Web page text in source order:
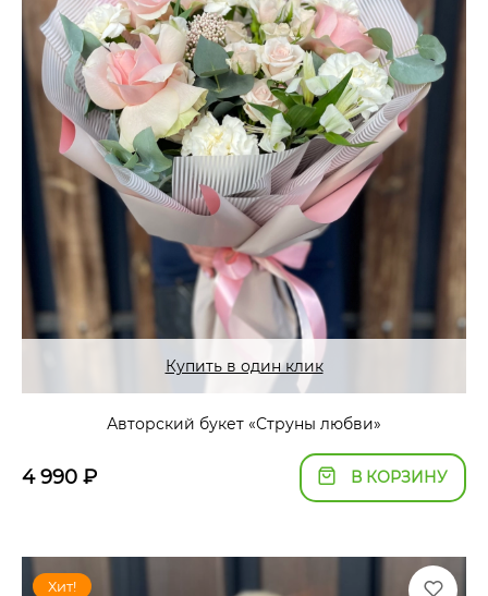
Купить в один клик
Авторский букет «Струны любви»
4 990 ₽ В КОРЗИНУ
Хит!